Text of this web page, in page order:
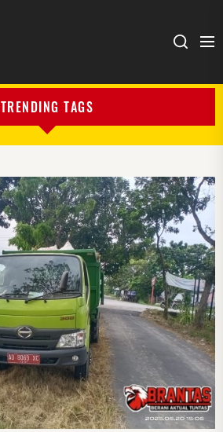
TRENDING TAGS